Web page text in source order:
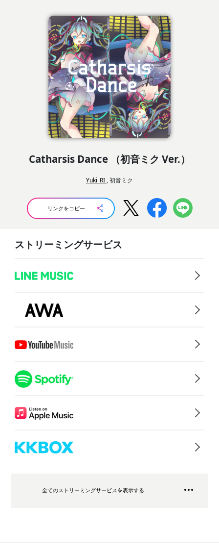
Catharsis Dance （初音ミク Ver.）
Yuki_RI , 初音ミク
リンクをコピー
ストリーミングサービス
全てのストリーミングサービスを表示する